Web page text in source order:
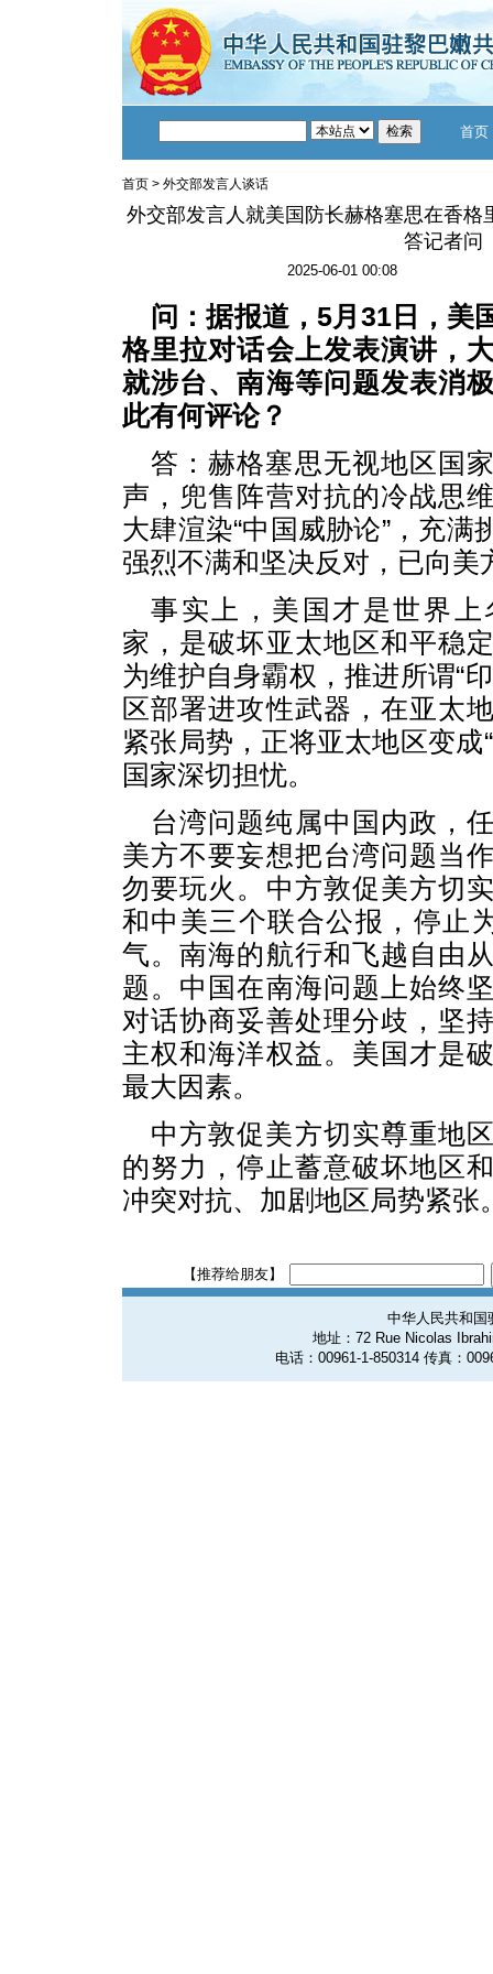
首页
首页 > 外交部发言人谈话
外交部发言人就美国防长赫格塞思在香格
答记者问
2025-06-01 00:08
问：据报道，5月31日，美
格里拉对话会上发表演讲，
就涉台、南海等问题发表消
此有何评论？
答：赫格塞思无视地区国
声，兜售阵营对抗的冷战思
大肆渲染“中国威胁论”，充满
强烈不满和坚决反对，已向美
事实上，美国才是世界
家，是破坏亚太地区和平稳
为维护自身霸权，推进所谓“
区部署进攻性武器，在亚太
紧张局势，正将亚太地区变成
国家深切担忧。
台湾问题纯属中国内政，
美方不要妄想把台湾问题当
勿要玩火。中方敦促美方切
和中美三个联合公报，停止
气。南海的航行和飞越自由
题。中国在南海问题上始终
对话协商妥善处理分歧，坚
主权和海洋权益。美国才是
最大因素。
中方敦促美方切实尊重地
的努力，停止蓄意破坏地区
冲突对抗、加剧地区局势紧张
【推荐给朋友】
中华人民共和国
地址：72 Rue Nicolas
电话：00961-1-850314 传真：